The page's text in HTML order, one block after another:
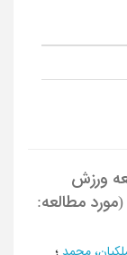
ورزش
مطالعه:
محمد ؛